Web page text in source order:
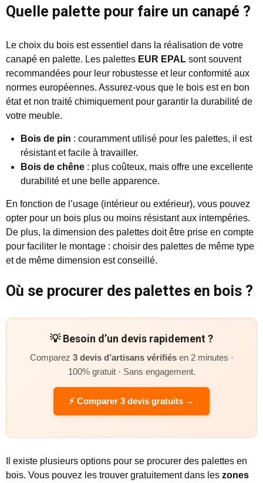
Quelle palette pour faire un canapé ?
Le choix du bois est essentiel dans la réalisation de votre
canapé en palette. Les palettes EUR EPAL sont souvent
recommandées pour leur robustesse et leur conformité aux
normes européennes. Assurez-vous que le bois est en bon
état et non traité chimiquement pour garantir la durabilité de
votre meuble.
Bois de pin : couramment utilisé pour les palettes, il est
résistant et facile à travailler.
Bois de chêne : plus coûteux, mais offre une excellente
durabilité et une belle apparence.
En fonction de l’usage (intérieur ou extérieur), vous pouvez
opter pour un bois plus ou moins résistant aux intempéries.
De plus, la dimension des palettes doit être prise en compte
pour faciliter le montage : choisir des palettes de même type
et de même dimension est conseillé.
Où se procurer des palettes en bois ?
💡 Besoin d’un devis rapidement ?
Comparez 3 devis d’artisans vérifiésen 2 minutes ·
100% gratuit · Sans engagement.
⚡ Comparer 3 devis gratuits →
Il existe plusieurs options pour se procurer des palettes en
bois. Vous pouvez les trouver gratuitement dans les zones